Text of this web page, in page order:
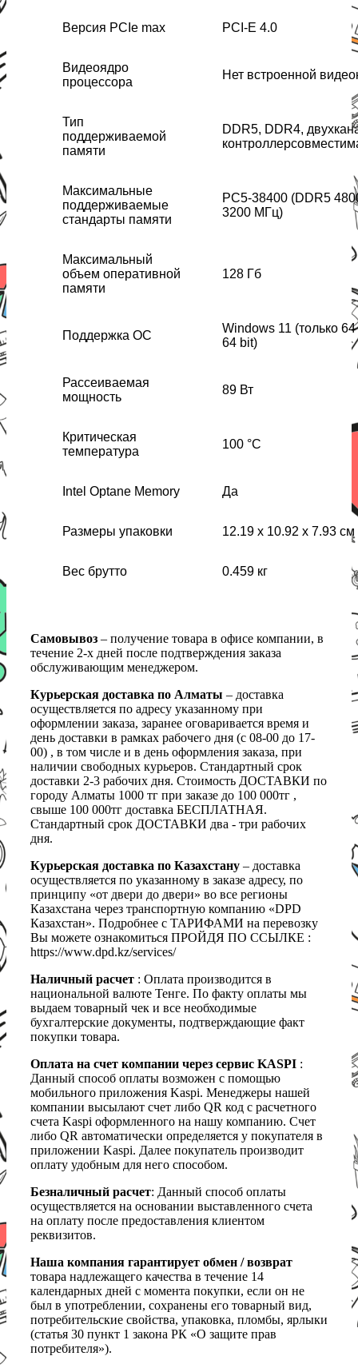
Версия PCIe max PCI-E 4.0
Видеоядро
процессора
Нет встроенной
Тип
поддерживаемой
памяти
DDR5, DDR4,
Максимальные
поддерживаемые
стандарты памяти
PC5-38400 (DDR5
3200 МГц)
Максимальный
объем оперативной
памяти
128 Гб
Поддержка ОС
Windows 11 (только
64 bit)
Рассеиваемая
мощность
89 Вт
Критическая
температура
100 °С
Intel Optane Memory Да
Размеры упаковки 12.19 x 10.92 x 7.93 см
Вес брутто 0.459 кг
Самовывоз – получение товара в офисе компании, в
течение 2-х дней после подтверждения заказа
обслуживающим менеджером.
Курьерская доставка по Алматы – доставка
осуществляется по адресу указанному при
оформлении заказа, заранее оговаривается время и
день доставки в рамках рабочего дня (с 08-00 до 17-
00) , в том числе и в день оформления заказа, при
наличии свободных курьеров. Стандартный срок
доставки 2-3 рабочих дня. Стоимость ДОСТАВКИ по
городу Алматы 1000 тг при заказе до 100 000тг ,
свыше 100 000тг доставка БЕСПЛАТНАЯ.
Стандартный срок ДОСТАВКИ два - три рабочих
дня.
Курьерская доставка по Казахстану – доставка
осуществляется по указанному в заказе адресу, по
принципу «от двери до двери» во все регионы
Казахстана через транспортную компанию «DPD
Казахстан». Подробнее с ТАРИФАМИ на перевозку
Вы можете ознакомиться ПРОЙДЯ ПО ССЫЛКЕ :
https://www.dpd.kz/services/
Наличный расчет : Оплата производится в
национальной валюте Тенге. По факту оплаты мы
выдаем товарный чек и все необходимые
бухгалтерские документы, подтверждающие факт
покупки товара.
Оплата на счет компании через сервис KASPI :
Данный способ оплаты возможен с помощью
мобильного приложения Kaspi. Менеджеры нашей
компании высылают счет либо QR код с расчетного
счета Kaspi оформленного на нашу компанию. Счет
либо QR автоматически определяется у покупателя в
приложении Kaspi. Далее покупатель производит
оплату удобным для него способом.
Безналичный расчет: Данный способ оплаты
осуществляется на основании выставленного счета
на оплату после предоставления клиентом
реквизитов.
Наша компания гарантирует обмен / возврат
товара надлежащего качества в течение 14
календарных дней с момента покупки, если он не
был в употреблении, сохранены его товарный вид,
потребительские свойства, упаковка, пломбы, ярлыки
(статья 30 пункт 1 закона РК «О защите прав
потребителя»).